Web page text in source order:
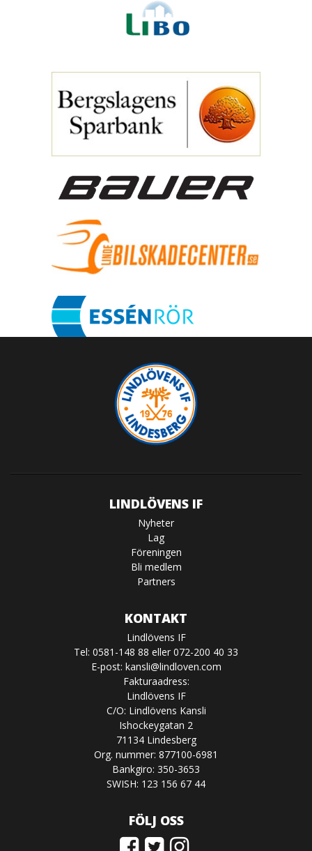
LINDLÖVENS IF
Nyheter
Lag
Föreningen
Bli medlem
Partners
KONTAKT
Lindlövens IF
Tel: 0581-148 88 eller 072-200 40 33
E-post: kansli@lindloven.com
Fakturaadress:
Lindlövens IF
C/O: Lindlövens Kansli
Ishockeygatan 2
71134 Lindesberg
Org. nummer: 877100-6981
Bankgiro: 350-3653
SWISH: 123 156 67 44
FÖLJ OSS